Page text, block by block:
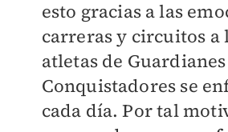
esto gracias a las
carreras y circuitos a
atletas de
Conquistadores se
cada día. Por tal